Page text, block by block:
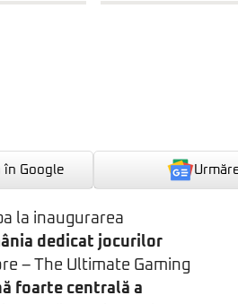
în Google
la inaugurarea
dedicat jocurilor
– The Ultimate Gaming
foarte centrală a